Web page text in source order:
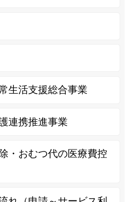
生活支援総合事業
連携推進事業
・おむつ代の医療費控